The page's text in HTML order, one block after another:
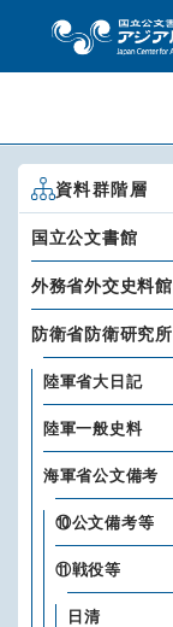
資料群階層
国立公文書館
外務省外交史料館
防衛省防衛研究所
陸軍省大日記
陸軍一般史料
海軍省公文備考
⑩公文備考等
⑪戦役等
日清